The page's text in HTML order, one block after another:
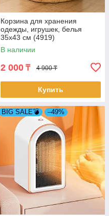
Корзина для хранения
одежды, игрушек, белья
35х43 см (4919)
В наличии
2 000 ₸ 4 900 ₸
Купить
BIG SALE💣 –49%